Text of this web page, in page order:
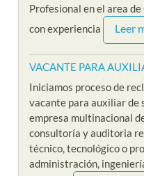
Profesional en el area
con experiencia
Leer
VACANTE PARA
Iniciamos proceso de
vacante para auxiliar
empresa multinacional
consultoría y auditoria
técnico, tecnológico o
administración,